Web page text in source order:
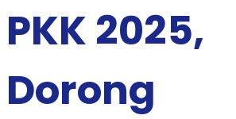
PKK 2025,
Dorong